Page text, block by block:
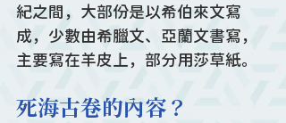
紀之間，大部份是以希伯來文寫
成，少數由希臘文、亞蘭文書寫，
主要寫在羊皮上，部分用莎草紙。
死海古卷的內容？